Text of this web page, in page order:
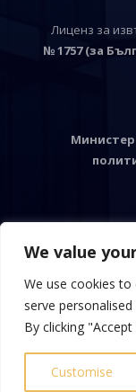
We value
We use cookies to
serve
By clicking
Customise
Лиценз за
№ 1757 (за